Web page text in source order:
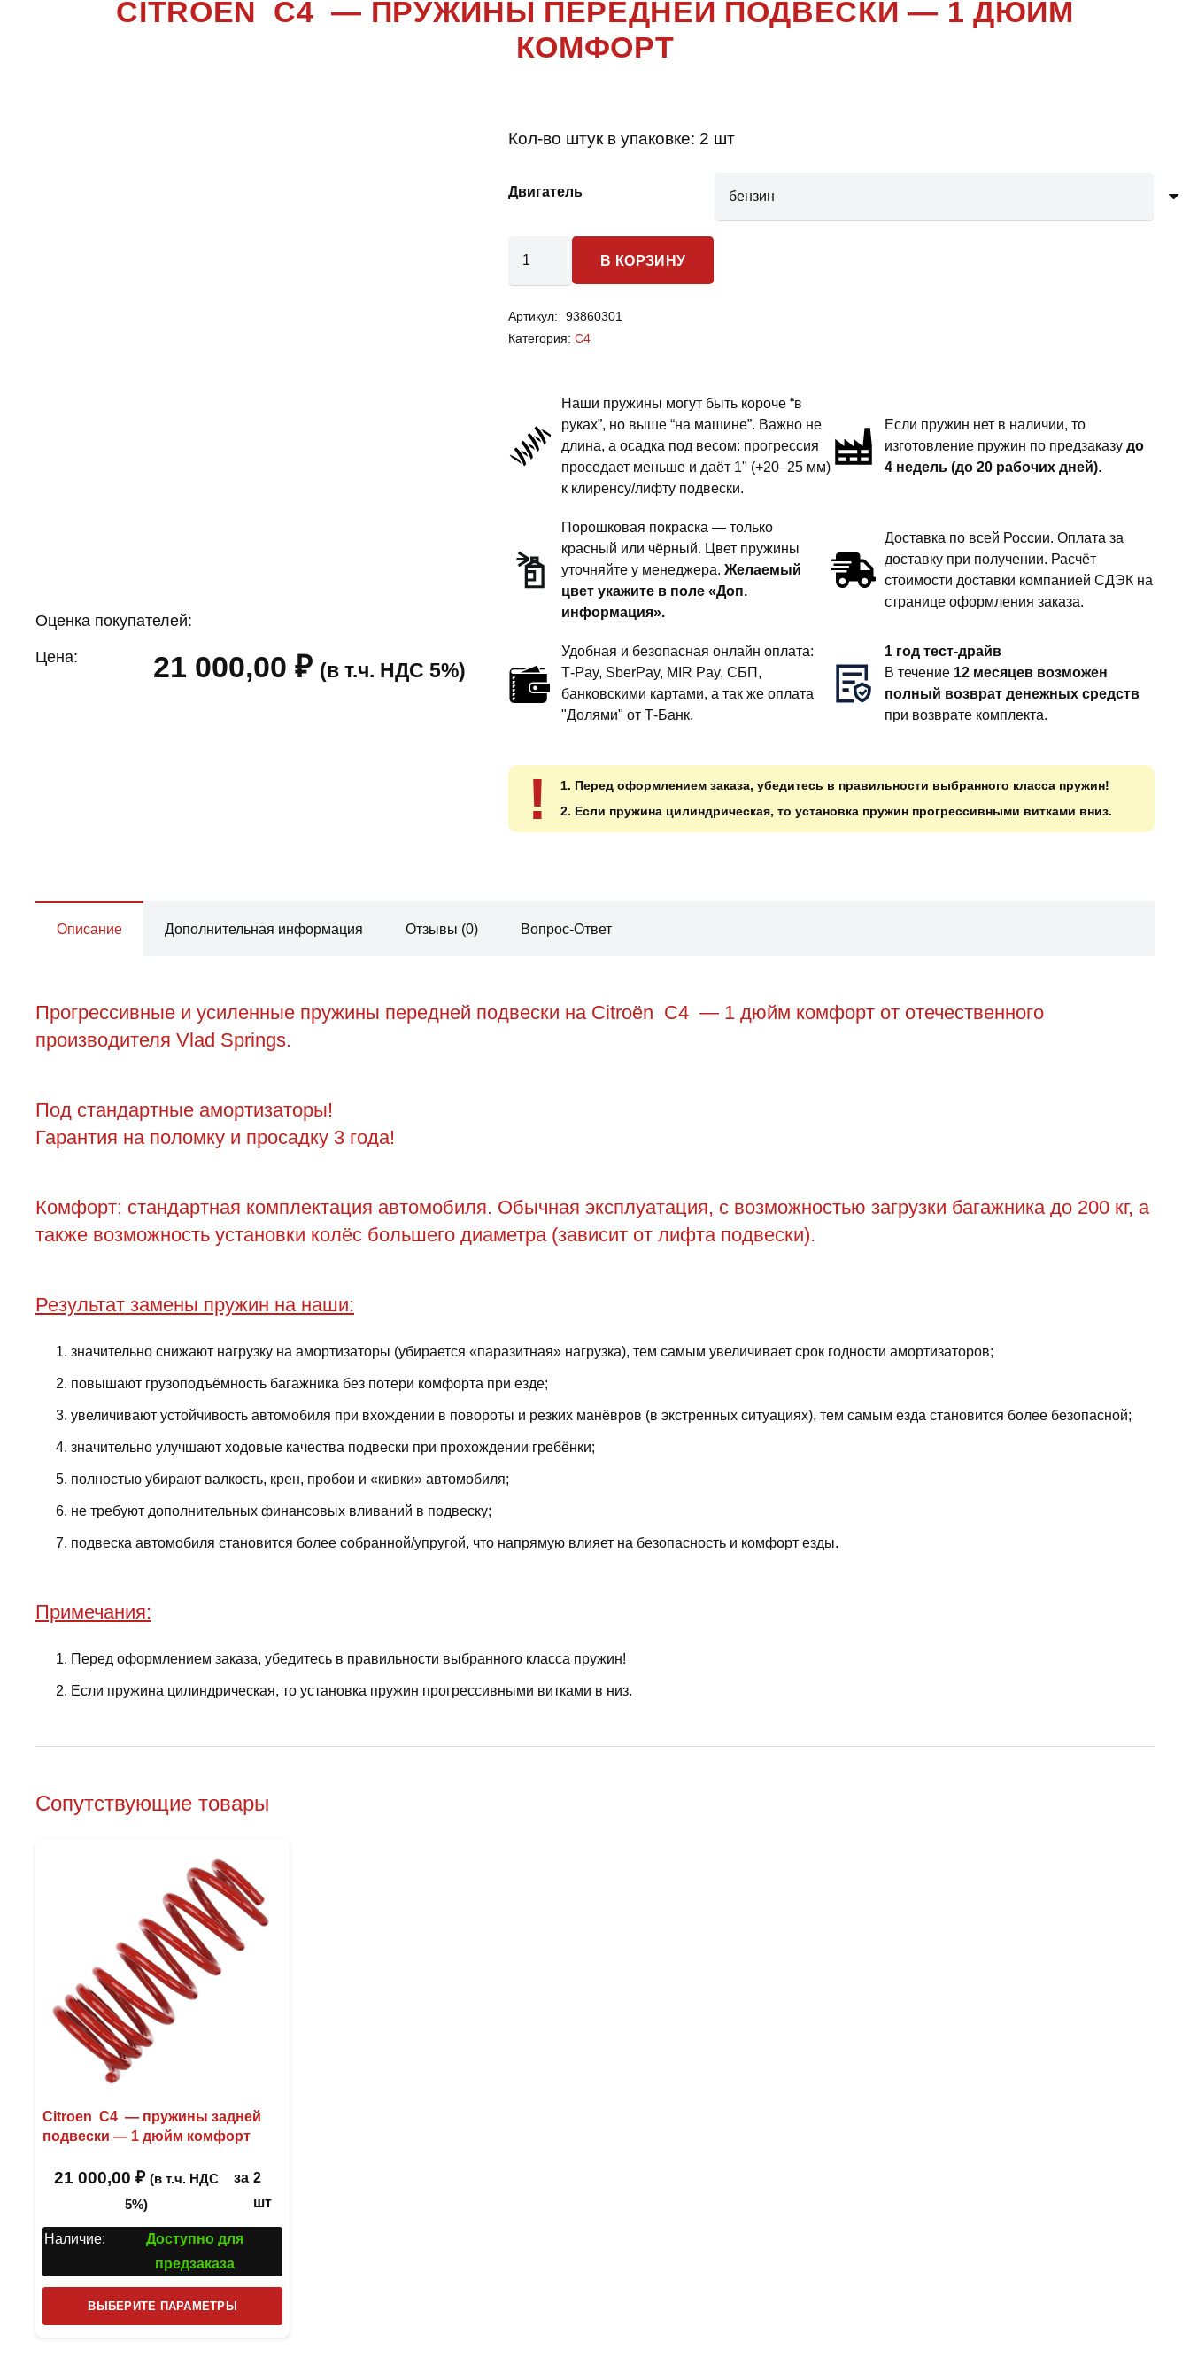
CITROEN C4 — ПРУЖИНЫ ПЕРЕДНЕЙ ПОДВЕСКИ — 1 ДЮЙМ
КОМФОРТ
Оценка покупателей:
Цена: 21 000,00₽ (в т.ч. НДС 5%)
Кол-во штук в упаковке: 2 шт
Двигатель
C4
-
передней
подвески
комфорт
В КОРЗИНУ
Артикул:
93860301
Категория:C4
Наши пружины могут быть короче “в
руках”, но выше “на машине”. Важно не
длина, а осадка под весом: прогрессия
проседает меньше и даёт 1" (+20–25 мм)
к клиренсу/лифту подвески.
Если пружин нет в наличии, то
изготовление пружин по предзаказудо
4 недель (до 20 рабочих дней).
Порошковая покраска — только
красный или чёрный. Цвет пружины
уточняйте у менеджера.Желаемый
цвет укажите в поле «Доп.
информация».
Доставка по всей России. Оплата за
доставку при получении. Расчёт
стоимости доставки компанией СДЭК на
странице оформления заказа.
Удобная и безопасная онлайн оплата:
T‑Pay, SberPay, MIR Pay, СБП,
банковскими картами, а так же оплата
"Долями" от Т-Банк.
1 год тест-драйв
В течение 12 месяцев возможен
полный возврат денежных средств
при возврате комплекта.
!
1. Перед оформлением заказа, убедитесь в правильности выбранного класса пружин!
2. Если пружина цилиндрическая, то установка пружин прогрессивными витками вниз.
Описание Дополнительная информация Отзывы (0) Вопрос-Ответ
Прогрессивные и усиленные пружины передней подвески на Citroën C4 — 1 дюйм комфорт от отечественного
производителя Vlad Springs.
Под стандартные амортизаторы!
Гарантия на поломку и просадку 3 года!
Комфорт: стандартная комплектация автомобиля. Обычная эксплуатация, с возможностью загрузки багажника до 200 кг, а
также возможность установки колёс большего диаметра (зависит от лифта подвески).
Результат замены пружин на наши:
значительно снижают нагрузку на амортизаторы (убирается «паразитная» нагрузка), тем самым увеличивает срок годности амортизаторов;
повышают грузоподъёмность багажника без потери комфорта при езде;
увеличивают устойчивость автомобиля при вхождении в повороты и резких манёвров (в экстренных ситуациях), тем самым езда становится более безопасной;
значительно улучшают ходовые качества подвески при прохождении гребёнки;
полностью убирают валкость, крен, пробои и «кивки» автомобиля;
не требуют дополнительных финансовых вливаний в подвеску;
подвеска автомобиля становится более собранной/упругой, что напрямую влияет на безопасность и комфорт езды.
Примечания:
Перед оформлением заказа, убедитесь в правильности выбранного класса пружин!
Если пружина цилиндрическая, то установка пружин прогрессивными витками в низ.
Сопутствующие товары
Citroen C4 — пружины задней
подвески — 1 дюйм комфорт
21 000,00 ₽ (в т.ч. НДС
5%)
за 2
шт
Наличие:
Доступно для
предзаказа
ВЫБЕРИТЕ ПАРАМЕТРЫ
товар